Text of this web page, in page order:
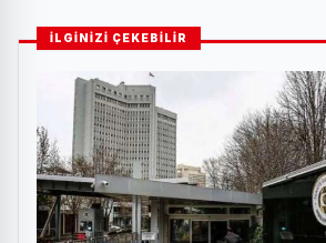
İLGİNİZİ ÇEKEBİLİR